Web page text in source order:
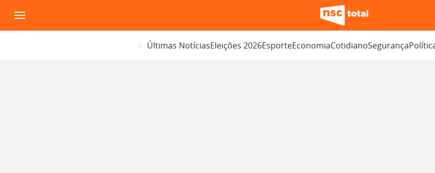
para
o
Últimas NotíciasEleições 2026EsporteEconomiaCotidianoSegurança